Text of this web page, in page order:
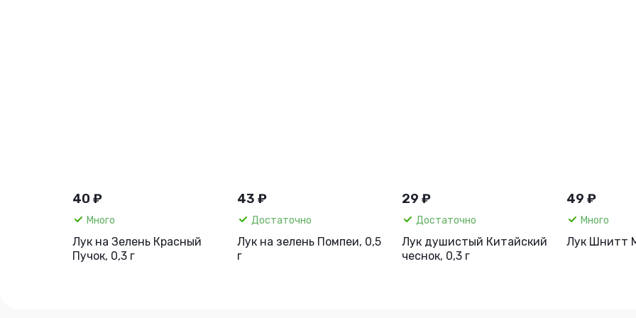
40 ₽
Много
Лук на Зелень Красный
Пучок, 0,3 г
43 ₽
Достаточно
Лук на зелень Помпеи, 0,5
г
29 ₽
Достаточно
Лук душистый Китайский
чеснок, 0,3 г
49 ₽
Много
Лук Шнитт